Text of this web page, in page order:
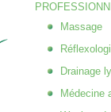
Massage
Drainage
Médecine